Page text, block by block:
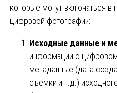
которые могут включаться в
цифровой фотографии:
Исходные данные и
информации о
метаданные (дата
съемки и т.д.)